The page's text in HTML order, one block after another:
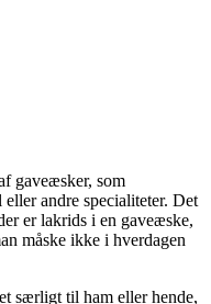
gaveæsker, som
andre specialiteter. Det
er lakrids i en gaveæske,
måske ikke i hverdagen
særligt til ham eller hende,